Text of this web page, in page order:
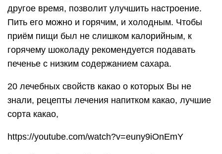
другое время, позволит улучшить настроение.
Пить его можно и горячим, и холодным. Чтобы
приём пищи был не слишком калорийным, к
горячему шоколаду рекомендуется подавать
печенье с низким содержанием сахара.
20 лечебных свойств какао о которых Вы не
знали, рецепты лечения напитком какао, лучшие
сорта какао,
https://youtube.com/watch?v=euny9iOnEmY